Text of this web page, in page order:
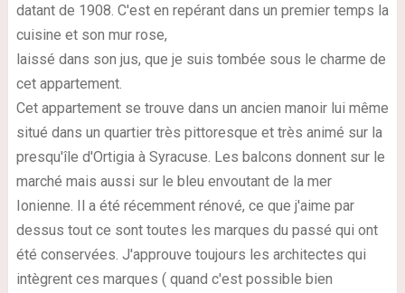
datant de 1908. C'est en repérant dans un premier temps la
cuisine et son mur rose,
laissé dans son jus, que je suis tombée sous le charme de
cet appartement.
Cet appartement se trouve dans un ancien manoir lui même
situé dans un quartier très pittoresque et très animé sur la
presqu'île d'Ortigia à Syracuse. Les balcons donnent sur le
marché mais aussi sur le bleu envoutant de la mer
Ionienne. Il a été récemment rénové, ce que j'aime par
dessus tout ce sont toutes les marques du passé qui ont
été conservées. J'approuve toujours les architectes qui
intègrent ces marques ( quand c'est possible bien